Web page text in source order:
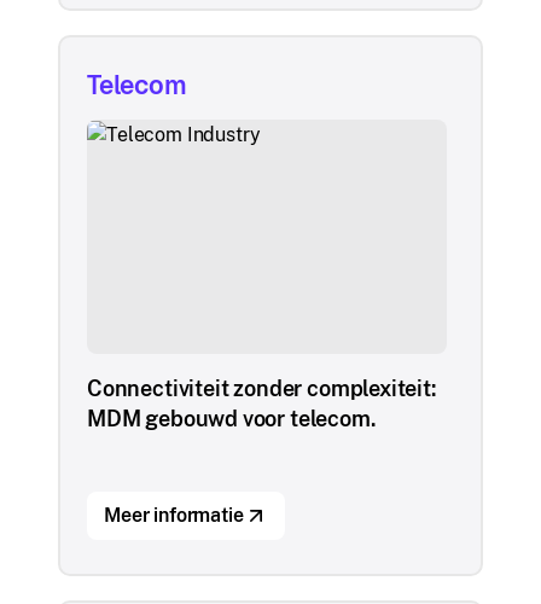
Telecom
Connectiviteit zonder complexiteit:
MDM gebouwd voor telecom.
Meer informatie